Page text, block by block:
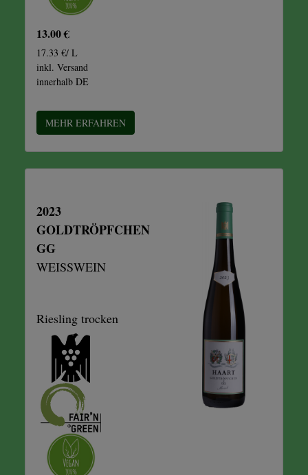
13.00 €
17.33 €/ L
inkl. Versand
innerhalb DE
MEHR ERFAHREN
2023
GOLDTRÖPFCHEN
GG
WEISSWEIN
Riesling trocken